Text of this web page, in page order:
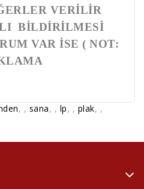
VERİLİR
BİLDİRİLMESİ
VAR İSE ( NOT:
, , sana, , lp, , plak, ,